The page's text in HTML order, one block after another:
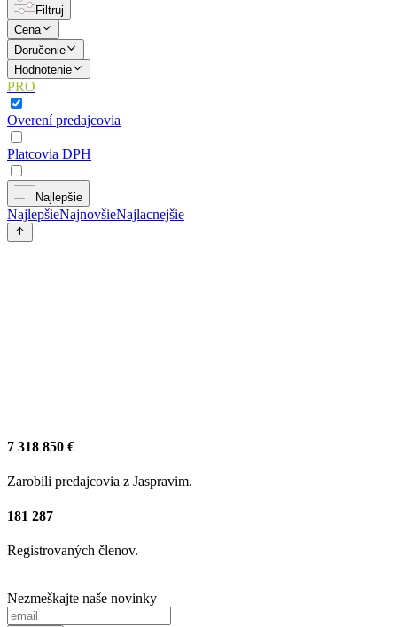
Filtruj
Cena
Doručenie
Hodnotenie
PRO
Overení predajcovia
Platcovia DPH
Najlepšie
NajlepšieNajnovšieNajlacnejšie
7 318 850 €
Zarobili predajcovia z Jaspravim.
181 287
Registrovaných členov.
Nezmeškajte naše novinky